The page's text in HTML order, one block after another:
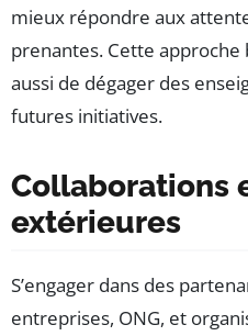
mieux répondre aux
prenantes. Cette approche
aussi de dégager des
futures initiatives.
Collaborations
extérieures
S’engager dans des
entreprises, ONG, et